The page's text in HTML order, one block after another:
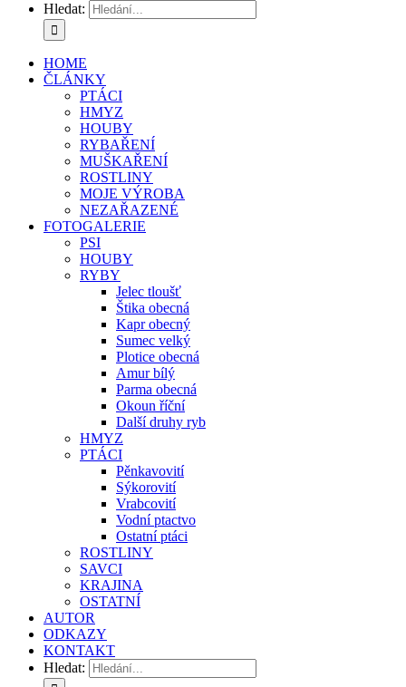
Hledat:
HOME
ČLÁNKY
PTÁCI
HMYZ
HOUBY
RYBAŘENÍ
MUŠKAŘENÍ
ROSTLINY
MOJE VÝROBA
NEZAŘAZENÉ
FOTOGALERIE
PSI
HOUBY
RYBY
Jelec tloušť
Štika obecná
Kapr obecný
Sumec velký
Plotice obecná
Amur bílý
Parma obecná
Okoun říční
Další druhy ryb
HMYZ
PTÁCI
Pěnkavovití
Sýkorovití
Vrabcovití
Vodní ptactvo
Ostatní ptáci
ROSTLINY
SAVCI
KRAJINA
OSTATNÍ
AUTOR
ODKAZY
KONTAKT
Hledat: